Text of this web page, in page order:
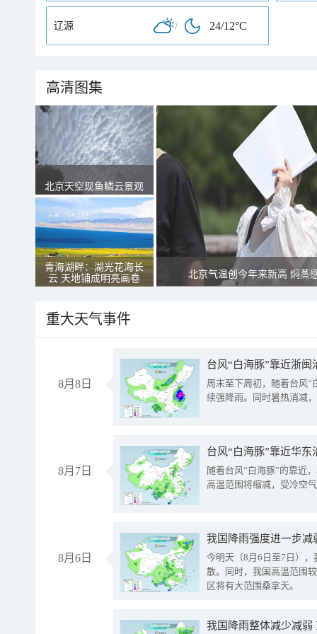
辽源 / 24/12°C
高清图集
北京天空现鱼鳞云景观
青海湖畔：湖光花海长
云 天地铺成明亮画卷
北京气温创今年来新高 焖蒸
重大天气事件
8月8日
台风“白海豚”靠近浙
周末至下周初，随着台风“
续强降雨。同时暑热消减
8月7日
台风“白海豚”靠近华
随着台风“白海豚”的靠近
高温范围将缩减，受冷空
8月6日
今明天（8月6日至7日）
散。同时，我国高温范围
区将有大范围桑拿天。
我国降雨整体减少减弱